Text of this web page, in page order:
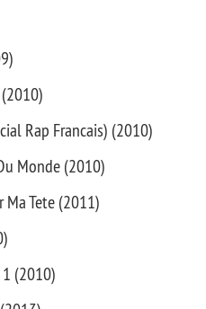
Rap Francais) (2010)
Monde (2010)
Ma Tete (2011)
(2010)